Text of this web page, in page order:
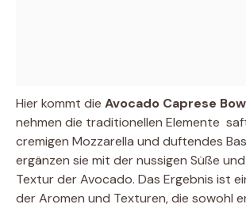
Hier kommt die Avocado Caprese
nehmen die traditionellen Elemente 
cremigen Mozzarella und duftendes
ergänzen sie mit der nussigen Süße
Textur der Avocado. Das Ergebnis ist
der Aromen und Texturen, die sowohl